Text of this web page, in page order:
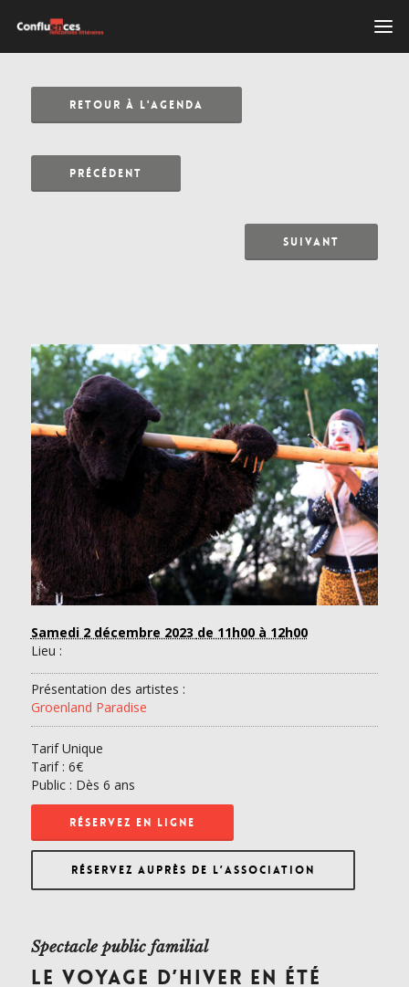
RETOUR À L'AGENDA
PRÉCÉDENT
SUIVANT
Samedi 2 décembre 2023 de 11h00 à 12h00
Lieu :
Présentation des artistes :
Groenland Paradise
Tarif Unique
Tarif : 6€
Public : Dès 6 ans
RÉSERVEZ EN LIGNE
RÉSERVEZ AUPRÈS DE L’ASSOCIATION
Spectacle public familial
LE VOYAGE D’HIVER EN ÉTÉ